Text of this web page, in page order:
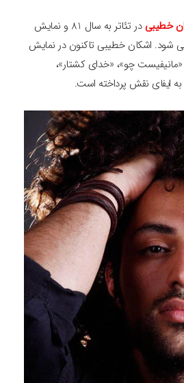
خطیبی
در تئاتر به سال 81 و نمایش
شود. اشکان خطیبی تاکنون در نمایش
چو»، «خدای کشتار»،
نقش پرداخته است.